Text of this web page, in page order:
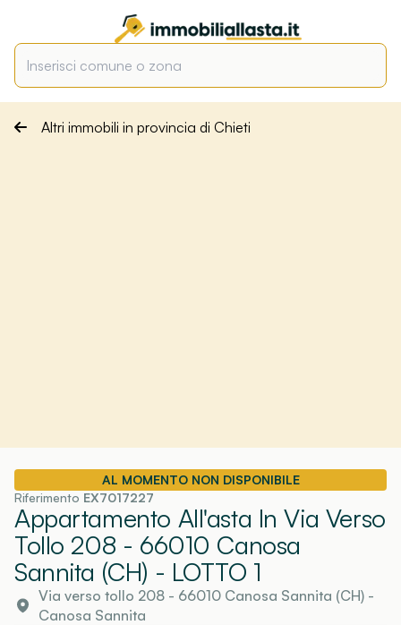
Altri immobili in provincia di Chieti
AL MOMENTO NON DISPONIBILE
Riferimento EX7017227
Appartamento All'asta In Via Verso
Tollo 208 - 66010 Canosa
Sannita (CH) - LOTTO 1
Via verso tollo 208 - 66010 Canosa Sannita (CH)-
Canosa Sannita